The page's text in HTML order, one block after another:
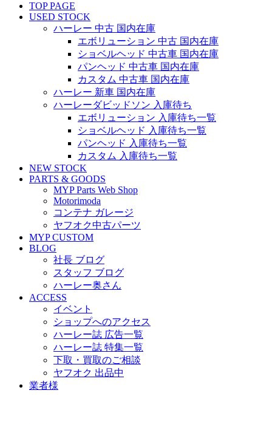
TOP PAGE
USED STOCK
ハーレー 中古 国内在庫
エボリューション 中古 国内在庫
ショベルヘッド 中古車 国内在庫
パンヘッド 中古車 国内在庫
カスタム 中古車 国内在庫
ハーレー 新車 国内在庫
ハーレーダビッドソン 入庫待ち
エボリューション 入庫待ち一覧
ショベルヘッド 入庫待ち一覧
パンヘッド 入庫待ち一覧
カスタム 入庫待ち一覧
NEW STOCK
PARTS & GOODS
MYP Parts Web Shop
Motorimoda
コンテナ ガレージ
ヤフオク中古パーツ
MYP CUSTOM
BLOG
社長 ブログ
スタッフ ブログ
ハーレー奥さん
ACCESS
イベント
ショップへのアクセス
ハーレー誌 広告一覧
ハーレー誌 特集一覧
下取・買取のご相談
ヤフオク 出品中
業者様